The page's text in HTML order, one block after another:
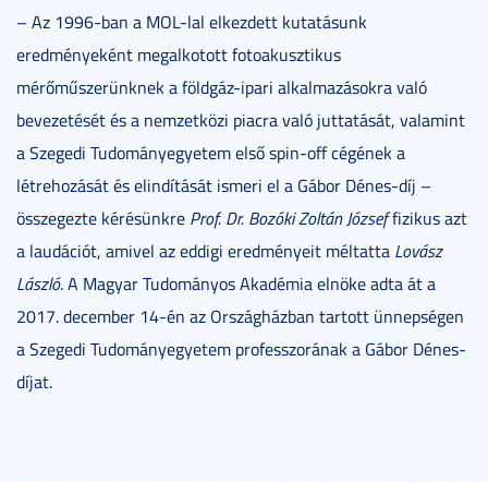
– Az 1996-ban a MOL-lal elkezdett kutatásunk
eredményeként megalkotott fotoakusztikus
mérőműszerünknek a földgáz-ipari alkalmazásokra való
bevezetését és a nemzetközi piacra való juttatását, valamint
a Szegedi Tudományegyetem első spin-off cégének a
létrehozását és elindítását ismeri el a Gábor Dénes-díj –
összegezte kérésünkre Prof. Dr. Bozóki Zoltán Józseffizikus azt
a laudációt, amivel az eddigi eredményeit méltatta Lovász
László. A Magyar Tudományos Akadémia elnöke adta át a
2017. december 14-én az Országházban tartott ünnepségen
a Szegedi Tudományegyetem professzorának a Gábor Dénes-
díjat.